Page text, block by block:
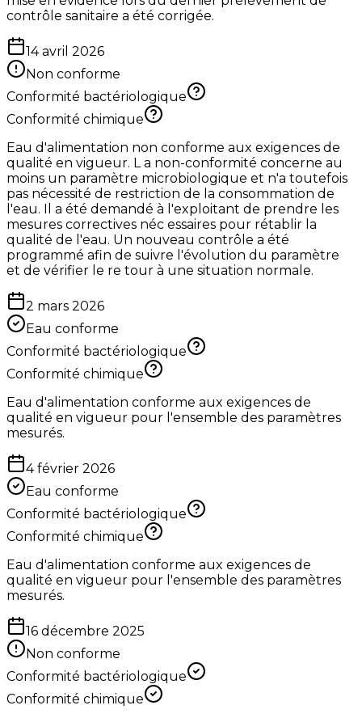
contrôle sanitaire a été corrigée.
14 avril 2026
Non conforme
Conformité bactériologique
Conformité chimique
Eau d'alimentation non conforme aux exigences de
qualité en vigueur. L a non-conformité concerne au
moins un paramètre microbiologique et n'a toutefois
pas nécessité de restriction de la consommation de
l'eau. Il a été demandé à l'exploitant de prendre les
mesures correctives néc essaires pour rétablir la
qualité de l'eau. Un nouveau contrôle a été
programmé afin de suivre l'évolution du paramètre
et de vérifier le re tour à une situation normale.
2 mars 2026
Eau conforme
Conformité bactériologique
Conformité chimique
Eau d'alimentation conforme aux exigences de
qualité en vigueur pour l'ensemble des paramètres
mesurés.
4 février 2026
Eau conforme
Conformité bactériologique
Conformité chimique
Eau d'alimentation conforme aux exigences de
qualité en vigueur pour l'ensemble des paramètres
mesurés.
16 décembre 2025
Non conforme
Conformité bactériologique
Conformité chimique